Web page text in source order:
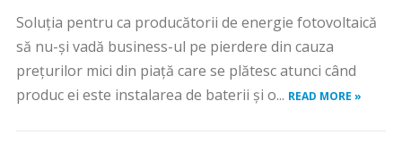
Soluția pentru ca producătorii de energie fotovoltaică
să nu-și vadă business-ul pe pierdere din cauza
prețurilor mici din piață care se plătesc atunci când
produc ei este instalarea de baterii și o... READ MORE »